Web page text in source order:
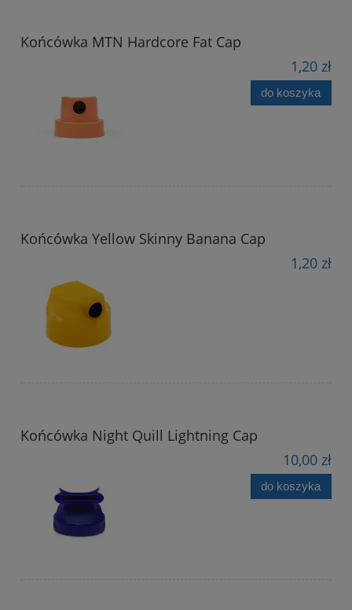
Końcówka MTN Hardcore Fat Cap
1,20 zł
do koszyka
Końcówka Yellow Skinny Banana Cap
1,20 zł
Końcówka Night Quill Lightning Cap
10,00 zł
do koszyka